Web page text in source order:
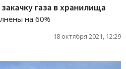
газа в хранилища
на 60%
18 октября 2021, 12:29